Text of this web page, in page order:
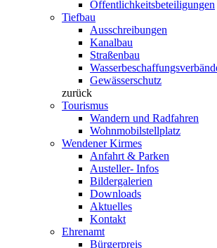
Öffentlichkeitsbeteiligungen
Tiefbau
Ausschreibungen
Kanalbau
Straßenbau
Gewässerschutz
zurück
Tourismus
Wandern und Radfahren
Wohnmobilstellplatz
Wendener Kirmes
Anfahrt & Parken
Austeller- Infos
Bildergalerien
Downloads
Aktuelles
Kontakt
Ehrenamt
Bürgerpreis